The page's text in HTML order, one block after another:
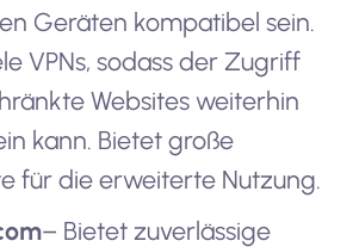
Geräten kompatibel sein.
VPNs, sodass der Zugriff
Websites weiterhin
kann. Bietet große
für die erweiterte Nutzung.
– Bietet zuverlässige